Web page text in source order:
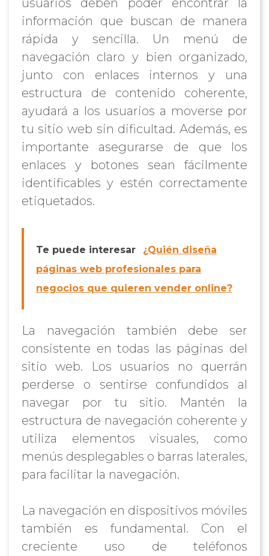
usuarios deben poder encontrar la
información que buscan de manera
rápida y sencilla. Un menú de
navegación claro y bien organizado,
junto con enlaces internos y una
estructura de contenido coherente,
ayudará a los usuarios a moverse por
tu sitio web sin dificultad. Además, es
importante asegurarse de que los
enlaces y botones sean fácilmente
identificables y estén correctamente
etiquetados.
Te puede interesar
¿Quién diseña
páginas web profesionales para
negocios que quieren vender online?
La navegación también debe ser
consistente en todas las páginas del
sitio web. Los usuarios no querrán
perderse o sentirse confundidos al
navegar por tu sitio. Mantén la
estructura de navegación coherente y
utiliza elementos visuales, como
menús desplegables o barras laterales,
para facilitar la navegación.
La navegación en dispositivos móviles
también es fundamental. Con el
creciente uso de teléfonos